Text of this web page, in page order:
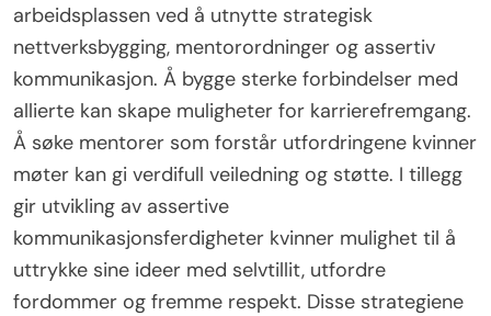
arbeidsplassen ved å utnytte strategisk
nettverksbygging, mentorordninger og assertiv
kommunikasjon. Å bygge sterke forbindelser med
allierte kan skape muligheter for karrierefremgang.
Å søke mentorer som forstår utfordringene kvinner
møter kan gi verdifull veiledning og støtte. I tillegg
gir utvikling av assertive
kommunikasjonsferdigheter kvinner mulighet til å
uttrykke sine ideer med selvtillit, utfordre
fordommer og fremme respekt. Disse strategiene